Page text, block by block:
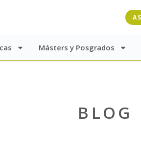
Másters y Posgrados
BLOG